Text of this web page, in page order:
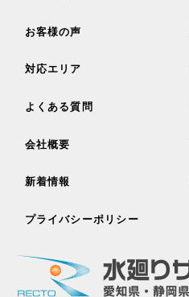
お客様の声
対応エリア
よくある質問
会社概要
新着情報
プライバシーポリシー